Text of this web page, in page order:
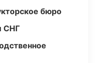
бюро
СНГ